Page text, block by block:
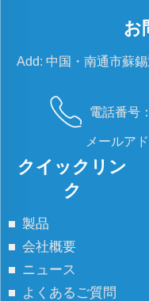
クイックリン
ク
製品
会社概要
ニュース
よくあるご質問
お
Add: 中国・南通市蘇
電話番号：
メールア